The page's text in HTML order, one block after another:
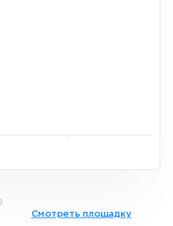
Смотреть площадку